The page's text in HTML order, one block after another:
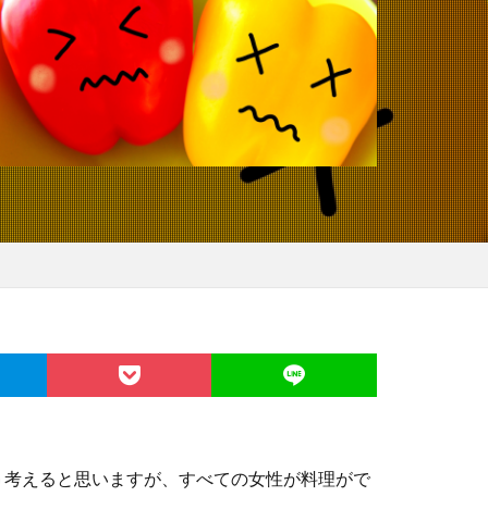
えると思いますが、すべての女性が料理がで